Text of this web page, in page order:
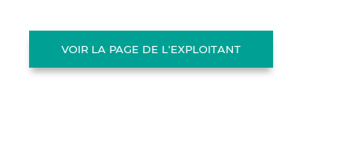
VOIR LA PAGE DE L'EXPLOITANT